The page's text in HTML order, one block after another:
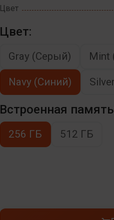
Цвет
Цвет:
Gray (Серый) Mint
Navy (Синий)
Встроенная
256 ГБ 512 ГБ